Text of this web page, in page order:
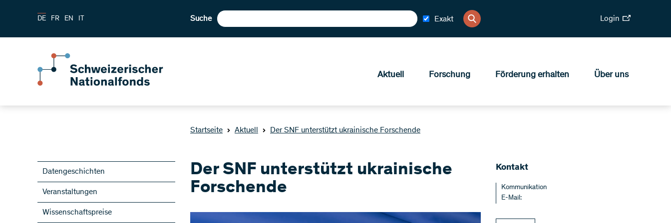
DE FR EN IT Suche Exakt Login
Aktuell Forschung Förderung erhalten Über uns
Startseite Aktuell Der SNF unterstützt ukrainische Forschende
Datengeschichten
Veranstaltungen
Wissenschaftspreise
Der SNF unterstützt ukrainische
Forschende
Kontakt
Kommunikation
E-Mail: